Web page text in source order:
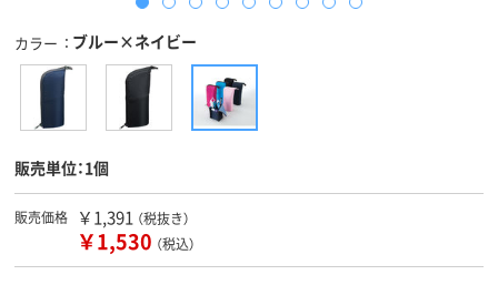
カラー ブルー×ネイビー
販売単位：1個
販売価格 ￥1,391 （税抜き）
￥1,530 （税込）